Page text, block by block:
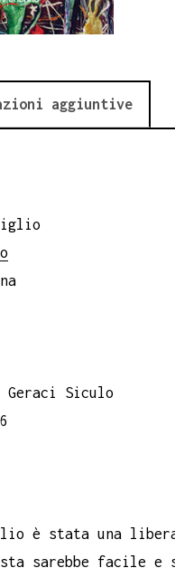
aggiuntive
Geraci Siculo
è stata una
sarebbe facile